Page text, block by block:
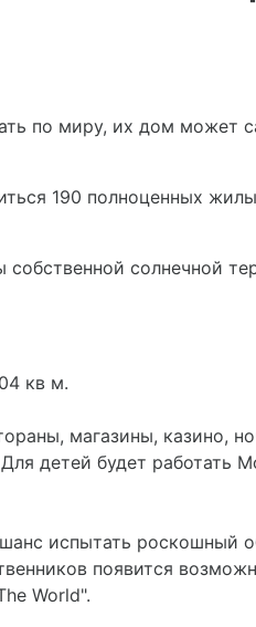
по миру, их дом может
190 полноценных
солнечной
кв м.
магазины, казино,
детей будет работать
испытать роскошный
появится
World".